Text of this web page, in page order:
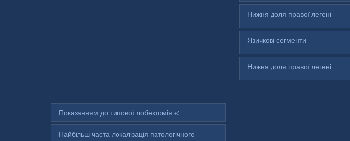
Нижня доля правої легені
Язичкові сегменти
Нижня доля правої легені
Показанням до типової лобектомія є:
Найбільш часта локалізація патологічного